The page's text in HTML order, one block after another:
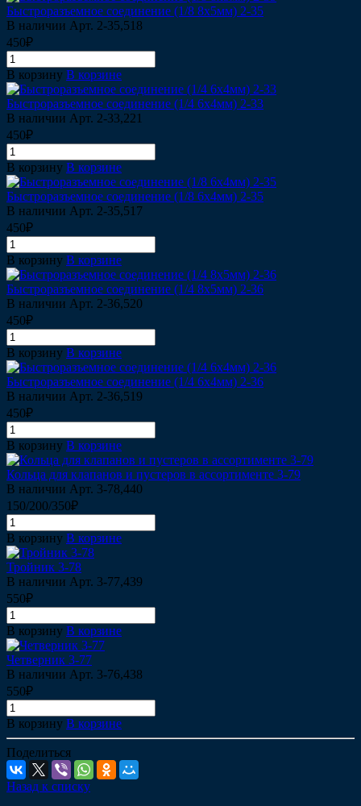
Быстроразъемное соединение (1/8 8х5мм) 2-35
В наличии Арт. 2-35,518
450₽
В корзину В корзине
Быстроразъемное соединение (1/4 6х4мм) 2-33
В наличии Арт. 2-33,221
450₽
В корзину В корзине
Быстроразъемное соединение (1/8 6х4мм) 2-35
В наличии Арт. 2-35,517
450₽
В корзину В корзине
Быстроразъемное соединение (1/4 8х5мм) 2-36
В наличии Арт. 2-36,520
450₽
В корзину В корзине
Быстроразъемное соединение (1/4 6х4мм) 2-36
В наличии Арт. 2-36,519
450₽
В корзину В корзине
Кольца для клапанов и пустеров в ассортименте 3-79
В наличии Арт. 3-78,440
150/200/350₽
В корзину В корзине
Тройник 3-78
В наличии Арт. 3-77,439
550₽
В корзину В корзине
Четверник 3-77
В наличии Арт. 3-76,438
550₽
В корзину В корзине
Поделиться
Назад к списку